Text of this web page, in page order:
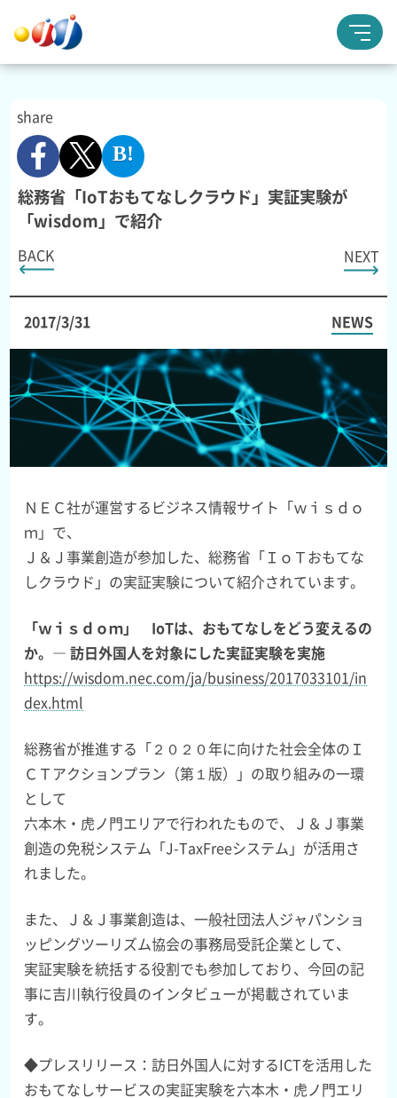
share
総務省「IoTおもてなしクラウド」実証実験が
「wisdom」で紹介
BACK NEXT
2017/3/31 NEWS
ＮＥＣ社が運営するビジネス情報サイト「ｗｉｓｄｏ
ｍ」で、
Ｊ＆Ｊ事業創造が参加した、総務省「ＩｏＴおもてな
しクラウド」の実証実験について紹介されています。
「ｗｉｓｄｏｍ」 IoTは、おもてなしをどう変えるの
か。― 訪日外国人を対象にした実証実験を実施
https://wisdom.nec.com/ja/business/2017033101/in
dex.html
総務省が推進する「２０２０年に向けた社会全体のＩ
ＣＴアクションプラン（第１版）」の取り組みの一環
として
六本木・虎ノ門エリアで行われたもので、Ｊ＆Ｊ事業
創造の免税システム「J-TaxFreeシステム」が活用さ
れました。
また、Ｊ＆Ｊ事業創造は、一般社団法人ジャパンショ
ッピングツーリズム協会の事務局受託企業として、
実証実験を統括する役割でも参加しており、今回の記
事に吉川執行役員のインタビューが掲載されていま
す。
◆プレスリリース：訪日外国人に対するICTを活用した
おもてなしサービスの実証実験を六本木・虎ノ門エリ